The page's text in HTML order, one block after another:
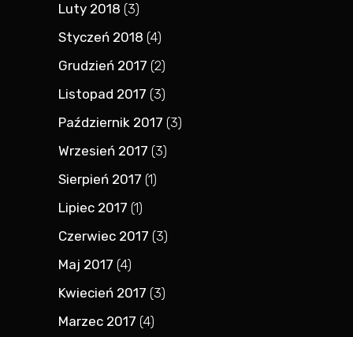
Luty 2018 (3)
Styczeń 2018 (4)
Grudzień 2017 (2)
Listopad 2017 (3)
Październik 2017 (3)
Wrzesień 2017 (3)
Sierpień 2017 (1)
Lipiec 2017 (1)
Czerwiec 2017 (3)
Maj 2017 (4)
Kwiecień 2017 (3)
Marzec 2017 (4)